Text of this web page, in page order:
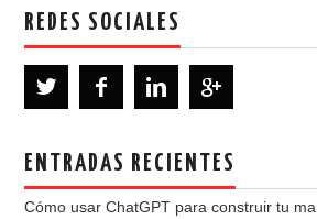
REDES SOCIALES
ENTRADAS RECIENTES
Cómo usar ChatGPT para construir tu